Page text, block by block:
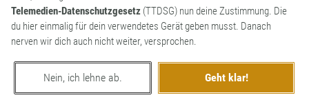
Telemedien-Datenschutzgesetz (TTDSG) nun deine Zustimmung. Die
du hier einmalig für dein verwendetes Gerät geben musst. Danach
nerven wir dich auch nicht weiter, versprochen.
Nein, ich lehne ab. Geht klar!
poetisch klingt.
0
erschaffen von Rubycon
am 31. August 2016